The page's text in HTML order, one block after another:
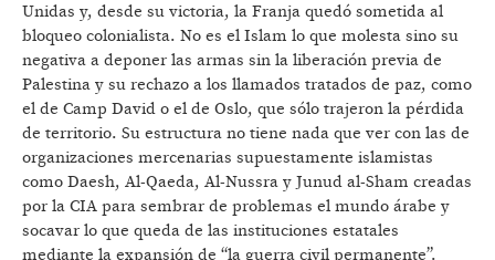
Unidas y, desde su victoria, la Franja quedó sometida al
bloqueo colonialista. No es el Islam lo que molesta sino su
negativa a deponer las armas sin la liberación previa de
Palestina y su rechazo a los llamados tratados de paz, como
el de Camp David o el de Oslo, que sólo trajeron la pérdida
de territorio. Su estructura no tiene nada que ver con las de
organizaciones mercenarias supuestamente islamistas
como Daesh, Al-Qaeda, Al-Nussra y Junud al-Sham creadas
por la CIA para sembrar de problemas el mundo árabe y
socavar lo que queda de las instituciones estatales
mediante la expansión de “la guerra civil permanente”.